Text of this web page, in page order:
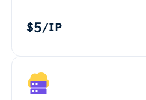
$5/IP